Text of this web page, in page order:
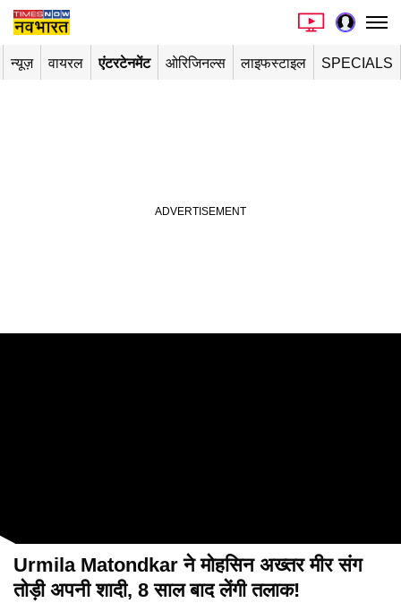
न्यूज़ वायरल एंटरटेनमेंट ओरिजिनल्स लाइफस्टाइल SPECIALS
Urmila Matondkar ने मोहसिन अख्तर मीर संग
तोड़ी अपनी शादी, 8 साल बाद लेंगी तलाक!